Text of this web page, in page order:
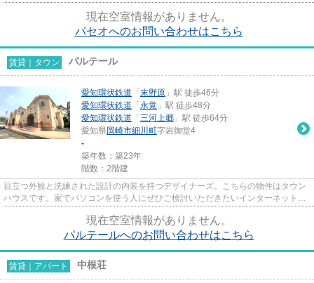
現在空室情報がありません。
パセオへのお問い合わせはこちら
賃貸｜タウン パルテール
愛知環状鉄道 「 末野原 」駅 徒歩46分
愛知環状鉄道 「 永覚 」駅 徒歩48分
愛知環状鉄道 「 三河上郷 」駅 徒歩64分
愛知県岡崎市細川町字岩御堂4
-
築年数：築23年
階数：2階建
目立つ外観と洗練された設計の内装を持つデザイナーズ。こちらの物件はタウン
ハウスです。家でパソコンを使う人にぜひご検討いただきたいインターネット有
現在空室情報がありません。
パルテールへのお問い合わせはこちら
賃貸｜アパート 中根荘